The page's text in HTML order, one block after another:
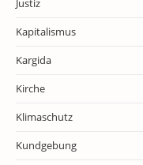
Justiz
Kapitalismus
Kargida
Kirche
Klimaschutz
Kundgebung